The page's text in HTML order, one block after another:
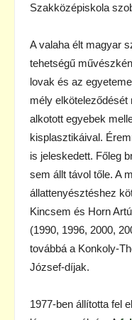
Szakközépiskola
A valaha élt magyar
tehetségű
lovak és az
mély
alkotott egyebek
kisplasztikáival.
is jeleskedett. Főleg
sem állt távol tőle. A
állattenyésztéshez
Kincsem és Horn
(1990, 1996, 2000,
továbbá a Konkoly-
József-díjak.
1977-ben állította fel